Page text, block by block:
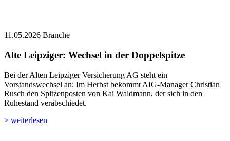
11.05.2026 Branche
Alte Leipziger: Wechsel in der Doppelspitze
Bei der Alten Leipziger Versicherung AG steht ein
Vorstandswechsel an: Im Herbst bekommt AIG-Manager Christian
Rusch den Spitzenposten von Kai Waldmann, der sich in den
Ruhestand verabschiedet.
> weiterlesen